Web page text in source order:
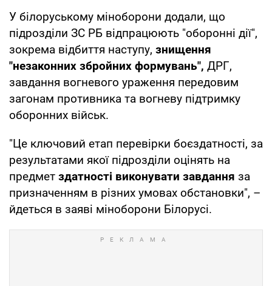
У білоруському міноборони додали, що
підрозділи ЗС РБ відпрацюють "оборонні дії",
зокрема відбиття наступу, знищення
"незаконних збройних формувань", ДРГ,
завдання вогневого ураження передовим
загонам противника та вогневу підтримку
оборонних військ.
"Це ключовий етап перевірки боєздатності, за
результатами якої підрозділи оцінять на
предмет здатності виконувати завдання за
призначенням в різних умовах обстановки", –
йдеться в заяві міноборони Білорусі.